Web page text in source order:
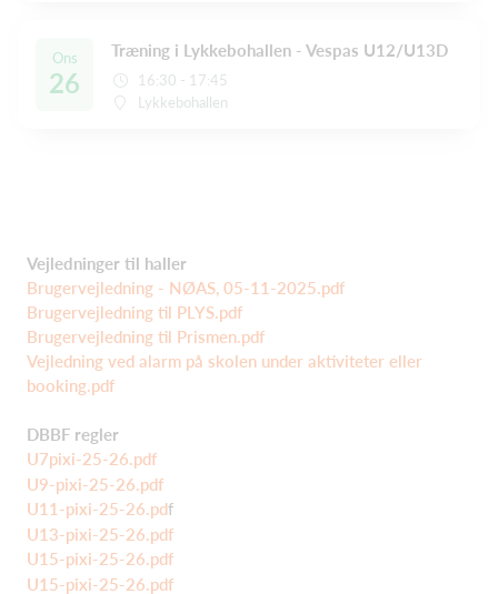
Ons
26
Træning i Lykkebohallen - Vespas U12/U13D
16:30 - 17:45
Lykkebohallen
Vejledninger til haller
Brugervejledning - NØAS, 05-11-2025.pdf
Brugervejledning til PLYS.pdf
Brugervejledning til Prismen.pdf
Vejledning ved alarm på skolen under aktiviteter eller
booking.pdf
DBBF regler
U7pixi-25-26.pdf
U9-pixi-25-26.pdf
U11-pixi-25-26.pdf
U13-pixi-25-26.pdf
U15-pixi-25-26.pdf
U15-pixi-25-26.pdf